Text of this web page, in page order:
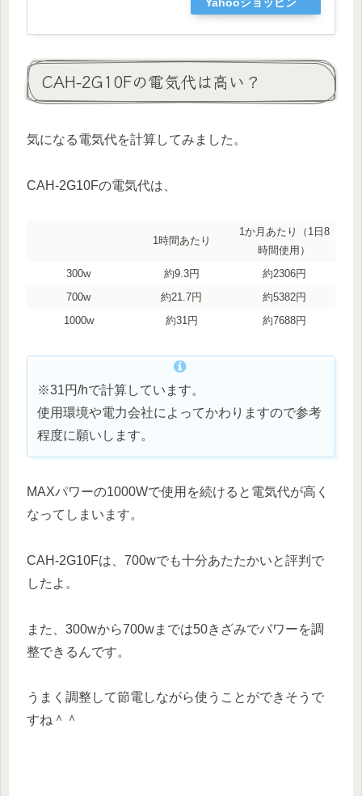
Yahooショッピン
CAH-2G10Fの電気代は高い？
気になる電気代を計算してみました。
CAH-2G10Fの電気代は、
1時間あたり
1か月あたり（1日8
時間使用）
300w
約9.3円
約2306円
700w
約21.7円
約5382円
1000w
約31円 約7688円
※31円/hで計算しています。
使用環境や電力会社によってかわりますので参考
程度に願いします。
MAXパワーの1000Wで使用を続けると電気代が高く
なってしまいます。
CAH-2G10Fは、700wでも十分あたたかいと評判で
したよ。
また、300wから700wまでは50きざみでパワーを調
整できるんです。
うまく調整して節電しながら使うことができそうで
すね＾＾